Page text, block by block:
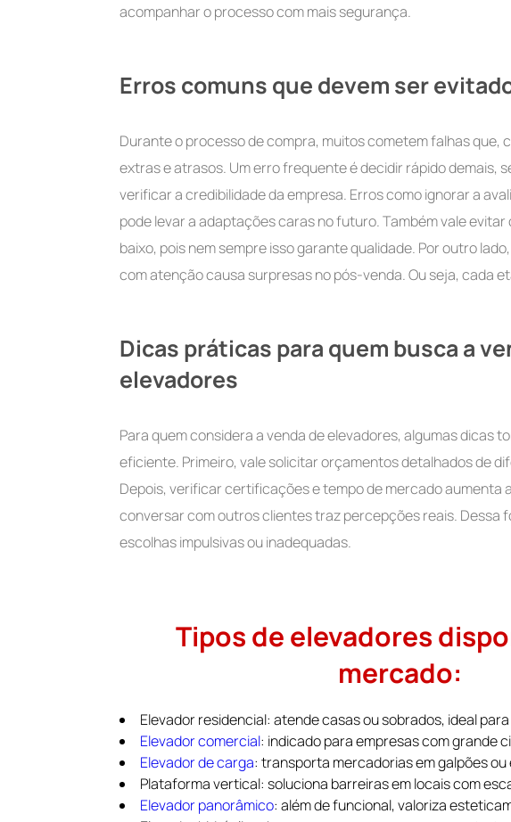
acompanhar o processo com mais segurança.
Erros comuns que devem ser
Durante o processo de compra, muitos cometem falhas que,
extras e atrasos. Um erro frequente é decidir rápido demais,
verificar a credibilidade da empresa. Erros como ignorar a
pode levar a adaptações caras no futuro. Também vale
baixo, pois nem sempre isso garante qualidade. Por outro
com atenção causa surpresas no pós-venda. Ou seja, cada
Dicas práticas para quem busca a
elevadores
Para quem considera a venda de elevadores, algumas dicas
eficiente. Primeiro, vale solicitar orçamentos detalhados de
Depois, verificar certificações e tempo de mercado aumenta
conversar com outros clientes traz percepções reais. Dessa
escolhas impulsivas ou inadequadas.
Tipos de elevadores
mercado:
Elevador residencial: atende casas ou sobrados, ideal
Elevador comercial: indicado para empresas com grande
Elevador de carga: transporta mercadorias em galpões ou
Plataforma vertical: soluciona barreiras em locais com
Elevador panorâmico: além de funcional, valoriza